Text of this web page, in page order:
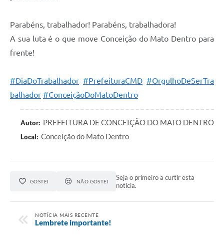
Parabéns, trabalhador! Parabéns, trabalhadora!
A sua luta é o que move Conceição do Mato Dentro para
frente!
#DiaDoTrabalhador #PrefeituraCMD #OrgulhoDeSerTra
balhador #ConceiçãoDoMatoDentro
Autor: PREFEITURA DE CONCEIÇÃO DO MATO DENTRO
Local: Conceição do Mato Dentro
GOSTEI NÃO GOSTEI
Seja o primeiro a curtir esta
notícia.
NOTÍCIA MAIS RECENTE
Lembrete importante!